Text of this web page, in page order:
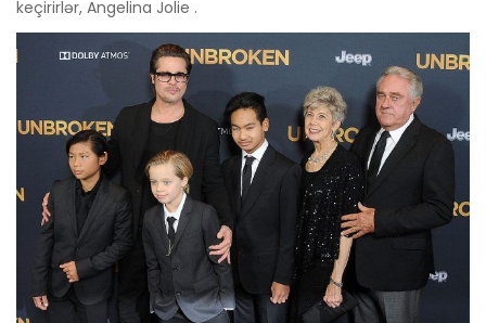
keçirirlər, Angelina Jolie .